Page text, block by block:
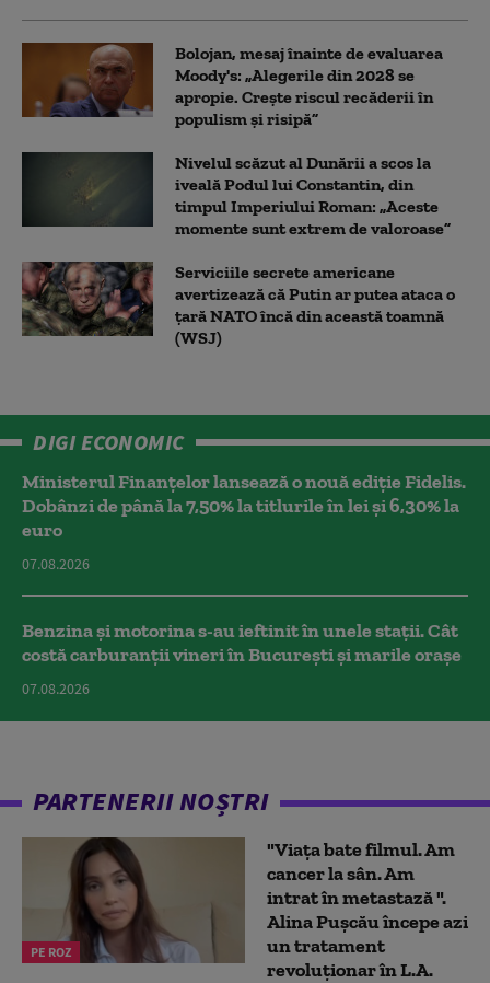
Bolojan, mesaj înainte de evaluarea
Moody's: „Alegerile din 2028 se
apropie. Crește riscul recăderii în
populism și risipă”
Nivelul scăzut al Dunării a scos la
iveală Podul lui Constantin, din
timpul Imperiului Roman: „Aceste
momente sunt extrem de valoroase”
Serviciile secrete americane
avertizează că Putin ar putea ataca o
țară NATO încă din această toamnă
(WSJ)
DIGI ECONOMIC
Ministerul Finanțelor lansează o nouă ediție Fidelis.
Dobânzi de până la 7,50% la titlurile în lei și 6,30% la
euro
07.08.2026
Benzina și motorina s-au ieftinit în unele stații. Cât
costă carburanții vineri în București și marile orașe
07.08.2026
PARTENERII NOȘTRI
PE ROZ
"Viața bate filmul. Am
cancer la sân. Am
intrat în metastază ".
Alina Pușcău începe azi
un tratament
revoluționar în L.A.